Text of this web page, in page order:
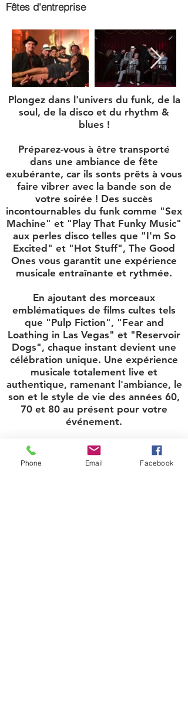
Fêtes d'entreprise
Plongez dans l'univers du funk, de la
soul, de la disco et du rhythm &
blues !
Préparez-vous à être transporté
dans une ambiance de fête
exubérante, car ils sonts prêts à vous
faire vibrer avec la bande son de
votre soirée ! Des succès
incontournables du funk comme "Sex
Machine" et "Play That Funky Music"
aux perles disco telles que "I'm So
Excited" et "Hot Stuff", The Good
Ones vous garantit une expérience
musicale entraînante et rythmée.
En ajoutant des morceaux
emblématiques de films cultes tels
que "Pulp Fiction", "Fear and
Loathing in Las Vegas" et "Reservoir
Dogs", chaque instant devient une
célébration unique. Une expérience
musicale totalement live et
authentique, ramenant l'ambiance, le
son et le style de vie des années 60,
70 et 80 au présent pour votre
événement.
Phone Email Facebook